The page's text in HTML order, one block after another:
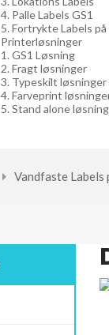
4. Palle Labels GS1
5. Fortrykte Labels
Printerløsninger
1. GS1 Løsning
2. Fragt løsninger
3. Typeskilt løsninger
4. Farveprint
5. Stand alone løsning
Vandfaste Labels